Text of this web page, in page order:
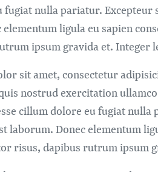
nulla pariatur.
elementum ligula eu sapien
ipsum gravida et. Integer
sit amet, consectetur
nostrud exercitation
cillum dolore eu fugiat
laborum. Donec elementum
risus, dapibus rutrum ipsum